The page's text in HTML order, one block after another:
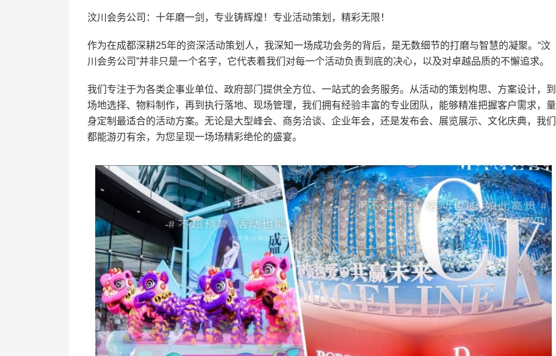
汶川会务公司：十年磨一剑，专业铸辉煌！专业活动策划，精彩无限！
作为在成都深耕25年的资深活动策划人，我深知一场成功会务的背后，是无数细节的打磨与智慧的凝聚。“汶
川会务公司”并非只是一个名字，它代表着我们对每一个活动负责到底的决心，以及对卓越品质的不懈追求。
我们专注于为各类企事业单位、政府部门提供全方位、一站式的会务服务。从活动的策划构思、方案设计，到
场地选择、物料制作，再到执行落地、现场管理，我们拥有经验丰富的专业团队，能够精准把握客户需求，量
身定制最适合的活动方案。无论是大型峰会、商务洽谈、企业年会，还是发布会、展览展示、文化庆典，我们
都能游刃有余，为您呈现一场场精彩绝伦的盛宴。